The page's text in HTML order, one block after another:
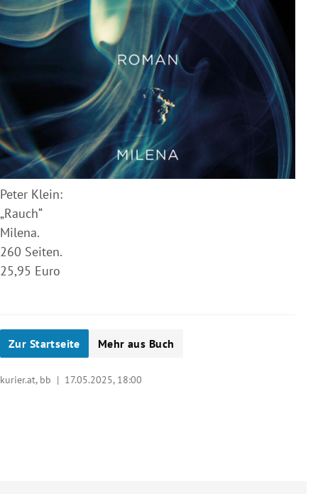
Peter Klein:
„Rauch“
Milena.
260 Seiten.
25,95 Euro
Zur Startseite Mehr aus Buch
kurier.at, bb | 17.05.2025, 18:00